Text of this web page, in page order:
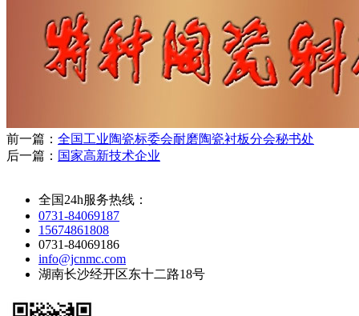
前一篇： 全国工业陶瓷标委会耐磨陶瓷衬板分会秘书处
后一篇： 国家高新技术企业
全国24h服务热线：
0731-84069187
15674861808
0731-84069186
info@jcnmc.com
湖南长沙经开区东十二路18号